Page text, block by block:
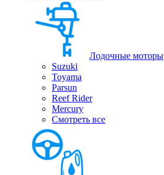
Лодочные моторы
Suzuki
Toyama
Parsun
Reef Rider
Mercury
Смотреть все